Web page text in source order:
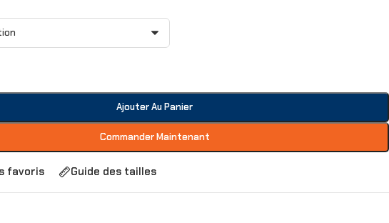
Ajouter Au Panier
Commander Maintenant
favoris Guide des tailles